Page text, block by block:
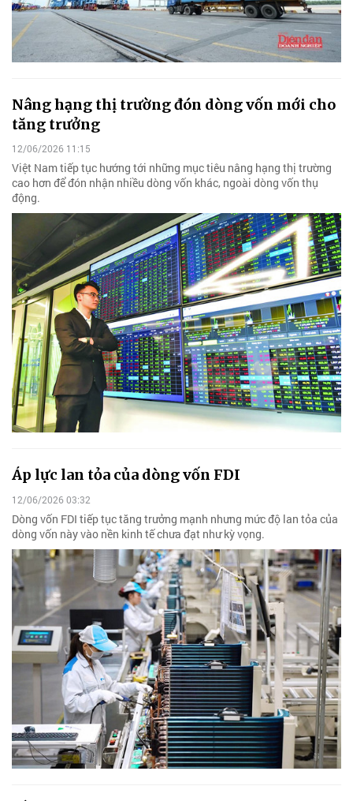
Nâng hạng thị trường đón dòng vốn mới cho
tăng trưởng
12/06/2026 11:15
Việt Nam tiếp tục hướng tới những mục tiêu nâng hạng thị trường
cao hơn để đón nhận nhiều dòng vốn khác, ngoài dòng vốn thụ
động.
Áp lực lan tỏa của dòng vốn FDI
12/06/2026 03:32
Dòng vốn FDI tiếp tục tăng trưởng mạnh nhưng mức độ lan tỏa của
dòng vốn này vào nền kinh tế chưa đạt như kỳ vọng.